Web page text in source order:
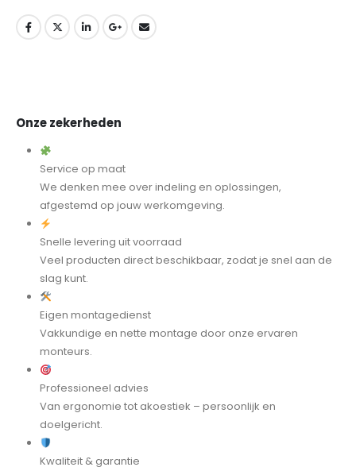
Onze zekerheden
Service op maat
We denken mee over indeling en oplossingen,
afgestemd op jouw werkomgeving.
Snelle levering uit voorraad
Veel producten direct beschikbaar, zodat je snel aan de
slag kunt.
Eigen montagedienst
Vakkundige en nette montage door onze ervaren
monteurs.
Professioneel advies
Van ergonomie tot akoestiek – persoonlijk en
doelgericht.
Kwaliteit & garantie